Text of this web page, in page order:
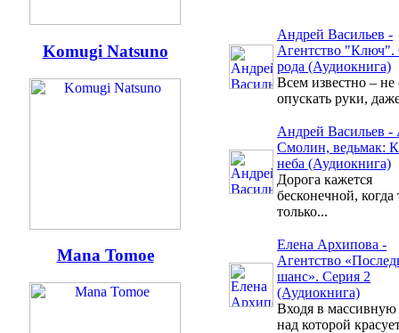
Komugi Natsuno
Mana Tomoe
Андрей Васильев -
Агентство "Ключ".
рода (Аудиокнига)
Всем известно – не
опускать руки,
Андрей Васильев -
Смолин, ведьмак:
неба (Аудиокнига)
Дорога кажется
бесконечной, когда
только...
Елена Архипова -
Агентство
шанс». Серия 2
(Аудиокнига)
Входя в массивную
над которой